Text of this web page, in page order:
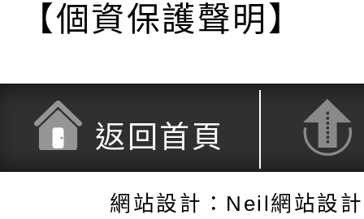
【個資保護聲明】
返回首頁
網站設計：Neil網站設